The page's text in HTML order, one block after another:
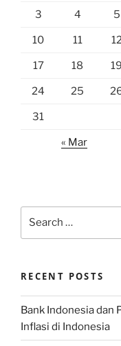
3 4 5
10 11
17 18 19
24 25
31
« Mar
RECENT POSTS
Bank Indonesia dan
Inflasi di Indonesia